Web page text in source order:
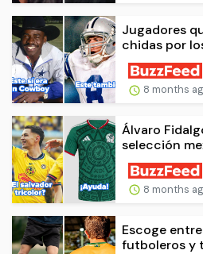
Jugadores
chidas por
8 months
Álvaro
selección
8 months
Escoge
futboleros y